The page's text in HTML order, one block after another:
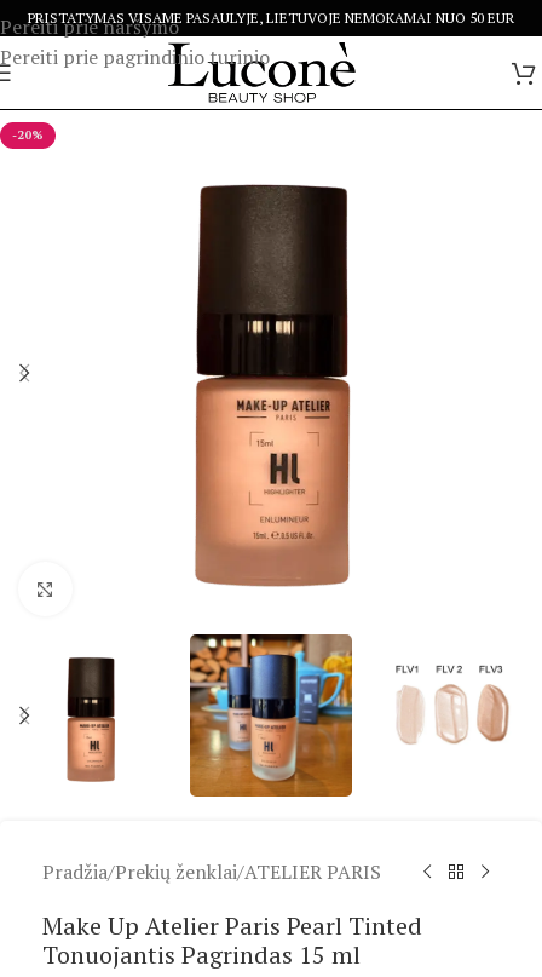
Pereiti prie naršymo
Pereiti prie pagrindinio turinio
PRISTATYMAS VISAME PASAULYJE, LIETUVOJE NEMOKAMAI NUO 50 EUR
-20%
Spustelėkite, kad padidintumėte
Pradžia/Prekių ženklai/ATELIER PARIS
Make Up Atelier Paris Pearl Tinted
Tonuojantis Pagrindas 15 ml